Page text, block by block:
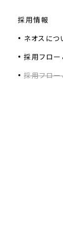
採用情報
ネオスにつ
採用フロー
採用フロー